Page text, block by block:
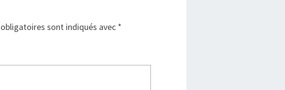
sont indiqués avec *